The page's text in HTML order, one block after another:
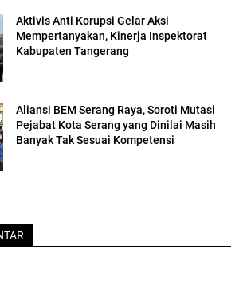
Aktivis Anti Korupsi Gelar Aksi
Mempertanyakan, Kinerja Inspektorat
Kabupaten Tangerang
Aliansi BEM Serang Raya, Soroti Mutasi
Pejabat Kota Serang yang Dinilai Masih
Banyak Tak Sesuai Kompetensi